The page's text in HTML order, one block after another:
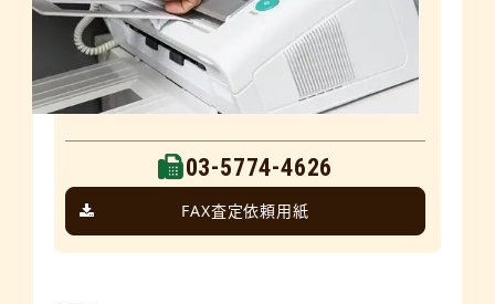
03-5774-4626
FAX査定依頼用紙